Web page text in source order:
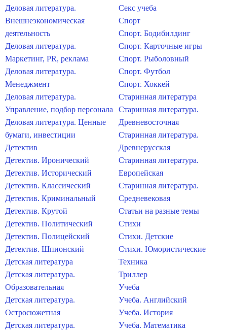
Деловая литература.
Внешнеэкономическая
деятельность
Деловая литература.
Маркетинг, PR, реклама
Деловая литература.
Менеджмент
Деловая литература.
Управление, подбор персонала
Деловая литература. Ценные
бумаги, инвестиции
Детектив
Детектив. Иронический
Детектив. Исторический
Детектив. Классический
Детектив. Криминальный
Детектив. Крутой
Детектив. Политический
Детектив. Полицейский
Детектив. Шпионский
Детская литература
Детская литература.
Образовательная
Детская литература.
Остросюжетная
Детская литература.
Секс учеба
Спорт
Спорт. Бодибилдинг
Спорт. Карточные игры
Спорт. Рыболовный
Спорт. Футбол
Спорт. Хоккей
Старинная литература
Старинная литература.
Древневосточная
Старинная литература.
Древнерусская
Старинная литература.
Европейская
Старинная литература.
Средневековая
Статьи на разные темы
Стихи
Стихи. Детские
Стихи. Юмористические
Техника
Триллер
Учеба
Учеба. Английский
Учеба. История
Учеба. Математика